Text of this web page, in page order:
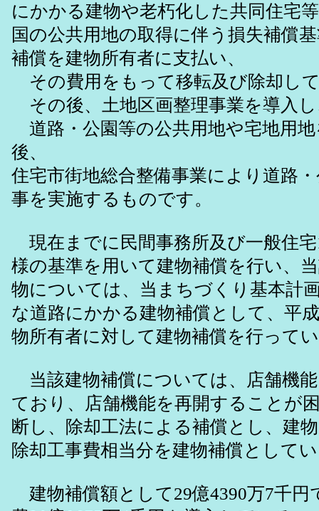
にかかる建物や老朽化した共同住宅
国の公共用地の取得に伴う損失補償
補償を建物所有者に支払い、
その費用をもって移転及び除却し
その後、土地区画整理事業を導入
道路・公園等の公共用地や宅地用
後、
住宅市街地総合整備事業により道路
事を実施するものです。
現在までに民間事務所及び一般住
様の基準を用いて建物補償を行い、
物については、当まちづくり基本計
な道路にかかる建物補償として、平
物所有者に対して建物補償を行って
当該建物補償については、店舗機
ており、店舗機能を再開することが
断し、除却工法による補償とし、建
除却工事費相当分を建物補償として
建物補償額として29億4390万7千円